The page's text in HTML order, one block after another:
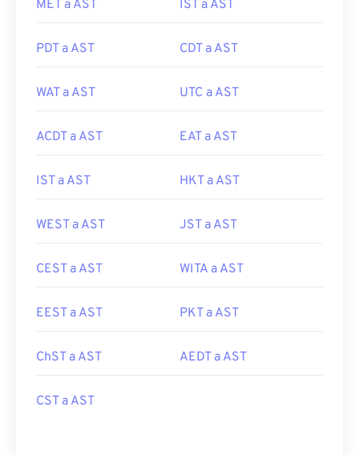
MET a AST IST a AST
PDT a AST CDT a AST
WAT a AST UTC a AST
ACDT a AST EAT a AST
IST a AST HKT a AST
WEST a AST JST a AST
CEST a AST WITA a AST
EEST a AST PKT a AST
ChST a AST AEDT a AST
CST a AST